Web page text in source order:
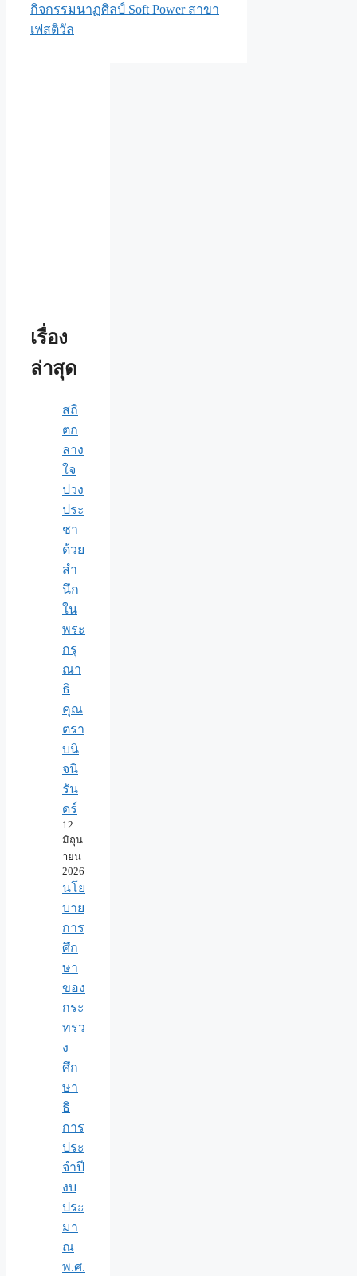
กิจกรรมนาฏศิลป์ Soft Power สาขา
เฟสติวัล
เรื่อง
ล่าสุด
สถิ
ตก
ลาง
ใจ
ปวง
ประ
ชา
ด้วย
สำ
นึก
ใน
พระ
กรุ
ณา
ธิ
คุณ
ตรา
บนิ
จนิ
รัน
ดร์
12
มิถุน
ายน
2026
นโย
บาย
การ
ศึก
ษา
ของ
กระ
ทรว
ง
ศึก
ษา
ธิ
การ
ประ
จำปี
งบ
ประ
มา
ณ
พ.ศ.